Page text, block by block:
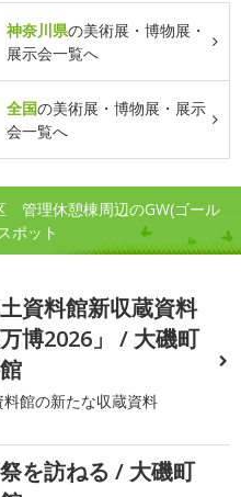
神奈川県の美術展・博物展・
展示会一覧へ
全国の美術展・博物展・展示
会一覧へ
管理休憩棟周辺のGW(ゴール
ポット
資料館新収蔵資料
博2026」 / 大磯町
館の新たな収蔵資料
を訪ねる / 大磯町